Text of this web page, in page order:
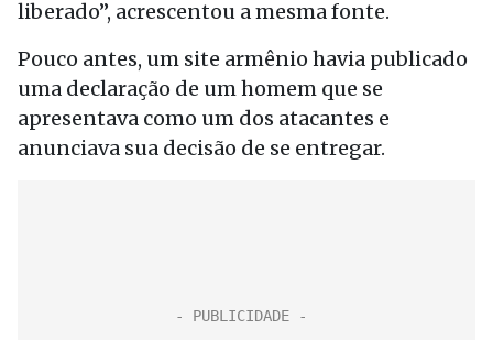
liberado”, acrescentou a mesma fonte.
Pouco antes, um site armênio havia publicado
uma declaração de um homem que se
apresentava como um dos atacantes e
anunciava sua decisão de se entregar.